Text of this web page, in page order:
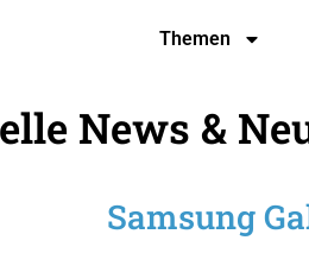
Themen
News &
Samsung